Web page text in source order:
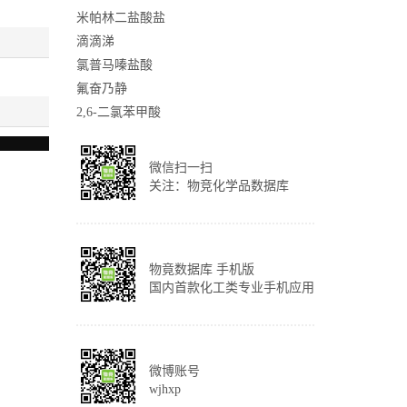
米帕林二盐酸盐
滴滴涕
氯普马嗪盐酸
氟奋乃静
2,6-二氯苯甲酸
微信扫一扫
关注：物竞化学品数据库
物竟数据库 手机版
国内首款化工类专业手机应用
微博账号
wjhxp